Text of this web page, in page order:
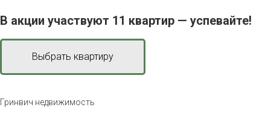
В акции участвуют 11 квартир — успевайте!
Выбрать квартиру
Гринвич недвижимость